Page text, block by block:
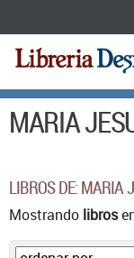
MARIA
LIBROS DE: MARIA
Mostrando libros